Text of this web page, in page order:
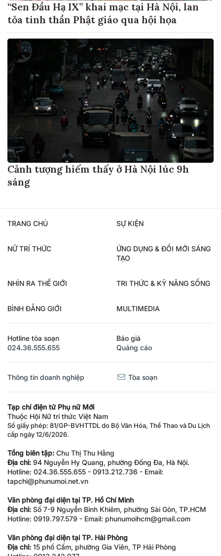
“Sen Đầu Hạ IX” khai mạc tại Hà Nội, lan
tỏa tinh thần Phật giáo qua hội họa
Cảnh tượng hiếm thấy ở Hà Nội lúc 9h
sáng
TRANG CHỦ SỰ KIỆN
NỮ TRÍ THỨC
ỨNG DỤNG & ĐỔI MỚI SÁNG
TẠO
NHÌN RA THẾ GIỚI TRI THỨC & KỸ NĂNG SỐNG
BÌNH ĐẲNG GIỚI MULTIMEDIA
Hotline tòa soạn
024.36.555.655
Báo giá
Quảng cáo
Thông tin doanh nghiệp Tòa soạn
Tạp chí điện tử Phụ nữ Mới
Thuộc Hội Nữ trí thức Việt Nam
Số giấy phép: 81/GP-BVHTTDL do Bộ Văn Hóa, Thể Thao và Du Lịch
cấp ngày 12/6/2026.
Tổng biên tập: Chu Thị Thu Hằng
Địa chỉ: 94 Nguyễn Hy Quang, phường Đống Đa, Hà Nội.
Hotline: 024.36.555.655 - 0913.212.736 - Email:
tapchi@phunumoi.net.vn
Văn phòng đại diện tại TP. Hồ Chí Minh
Địa chỉ: Số 7-9 Nguyễn Bỉnh Khiêm, phường Sài Gòn, TP.HCM
Hotline: 0919.797.579 - Email: phunumoihcm@gmail.com
Văn phòng đại diện tại TP. Hải Phòng
Địa chỉ: 15 phố Cấm, phường Gia Viên, TP Hải Phòng